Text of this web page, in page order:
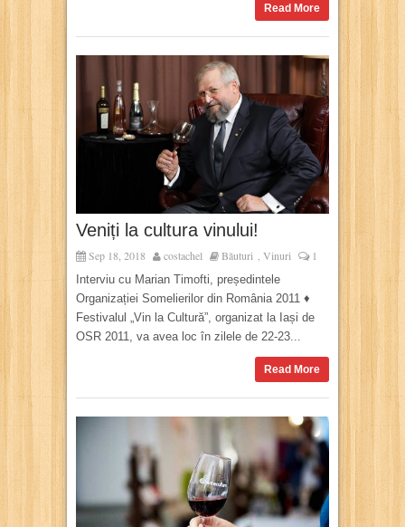
Read More
Veniți la cultura vinului!
Sep 18, 2018 costachel Băuturi , Vinuri 1
Interviu cu Marian Timofti, președintele
Organizației Somelierilor din România 2011 ♦
Festivalul „Vin la Cultură”, organizat la Iași de
OSR 2011, va avea loc în zilele de 22-23...
Read More